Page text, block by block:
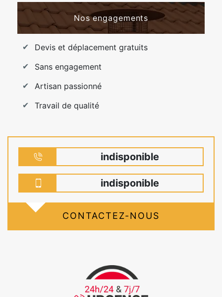
Nos engagements
Devis et déplacement gratuits
Sans engagement
Artisan passionné
Travail de qualité
indisponible
indisponible
CONTACTEZ-NOUS